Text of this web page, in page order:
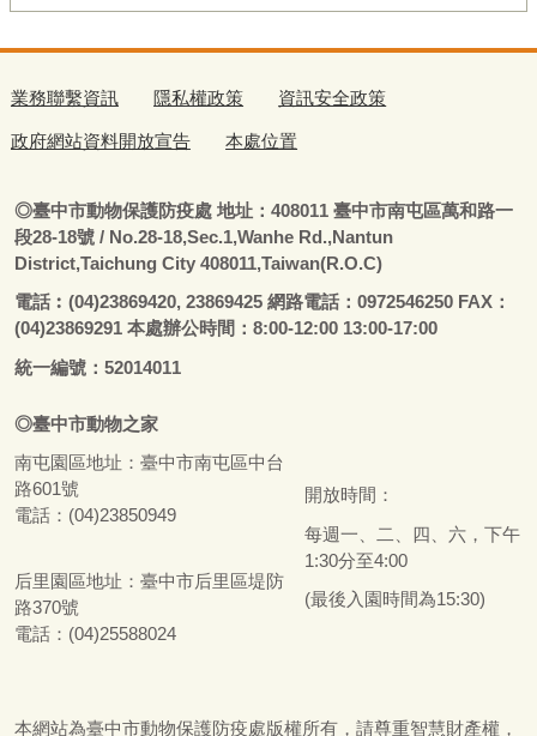
業務聯繫資訊 隱私權政策 資訊安全政策
政府網站資料開放宣告 本處位置
◎臺中市動物保護防疫處地址：408011 臺中市南屯區萬和路一
段28-18號 / No.28-18,Sec.1,Wanhe Rd.,Nantun
District,Taichung City 408011,Taiwan(R.O.C)
電話︰ (04)23869420, 23869425 網路電話：0972546250 FAX：
(04)23869291 本處辦公時間：8:00-12:00 13:00-17:00
統一編號：52014011
◎臺中市動物之家
南屯園區地址： 臺中市南屯區中台
路601號
電話：(04)23850949
后里園區地址： 臺中市后里區堤防
路370號
電話：(04)25588024
開放時間：
每週一、二、四、六，下午
1:30分至4:00
(最後入園時間為15:30)
本網站為臺中市動物保護防疫處版權所有，請尊重智慧財產權，